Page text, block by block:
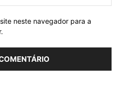
neste navegador para a